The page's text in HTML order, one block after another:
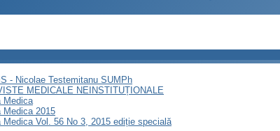
- Nicolae Testemitanu SUMPh
MEDICALE NEINSTITUȚIONALE
Medica
Medica 2015
Medica Vol. 56 No 3, 2015 ediție specială